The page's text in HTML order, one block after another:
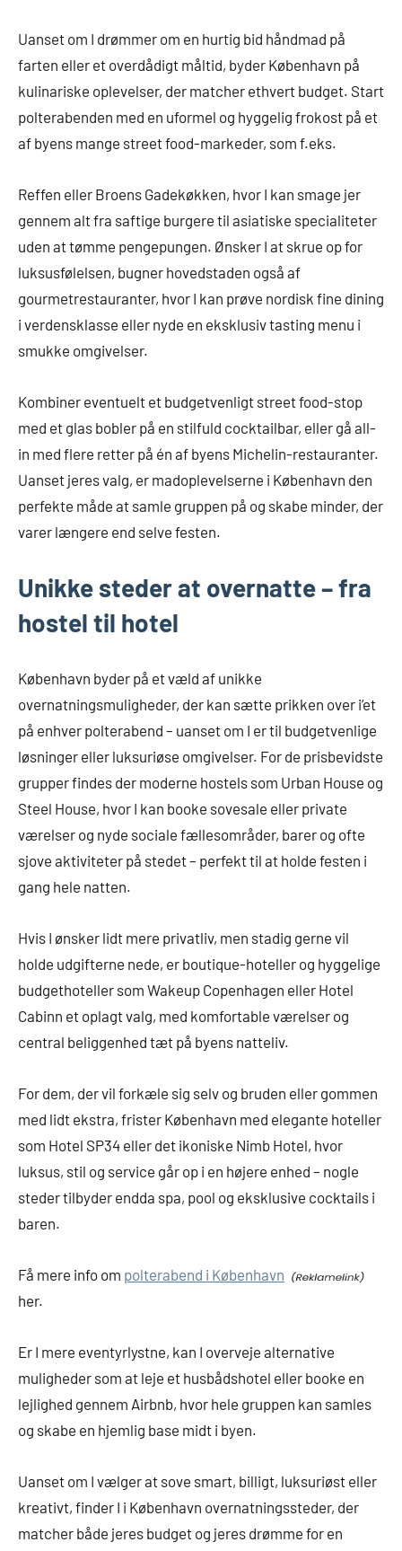
Uanset om I drømmer om en hurtig bid håndmad på
farten eller et overdådigt måltid, byder København på
kulinariske oplevelser, der matcher ethvert budget. Start
polterabenden med en uformel og hyggelig frokost på et
af byens mange street food-markeder, som f.eks.
Reffen eller Broens Gadekøkken, hvor I kan smage jer
gennem alt fra saftige burgere til asiatiske specialiteter
uden at tømme pengepungen. Ønsker I at skrue op for
luksusfølelsen, bugner hovedstaden også af
gourmetrestauranter, hvor I kan prøve nordisk fine dining
i verdensklasse eller nyde en eksklusiv tasting menu i
smukke omgivelser.
Kombiner eventuelt et budgetvenligt street food-stop
med et glas bobler på en stilfuld cocktailbar, eller gå all-
in med flere retter på én af byens Michelin-restauranter.
Uanset jeres valg, er madoplevelserne i København den
perfekte måde at samle gruppen på og skabe minder, der
varer længere end selve festen.
Unikke steder at overnatte – fra
hostel til hotel
København byder på et væld af unikke
overnatningsmuligheder, der kan sætte prikken over i’et
på enhver polterabend – uanset om I er til budgetvenlige
løsninger eller luksuriøse omgivelser. For de prisbevidste
grupper findes der moderne hostels som Urban House og
Steel House, hvor I kan booke sovesale eller private
værelser og nyde sociale fællesområder, barer og ofte
sjove aktiviteter på stedet – perfekt til at holde festen i
gang hele natten.
Hvis I ønsker lidt mere privatliv, men stadig gerne vil
holde udgifterne nede, er boutique-hoteller og hyggelige
budgethoteller som Wakeup Copenhagen eller Hotel
Cabinn et oplagt valg, med komfortable værelser og
central beliggenhed tæt på byens natteliv.
For dem, der vil forkæle sig selv og bruden eller gommen
med lidt ekstra, frister København med elegante hoteller
som Hotel SP34 eller det ikoniske Nimb Hotel, hvor
luksus, stil og service går op i en højere enhed – nogle
steder tilbyder endda spa, pool og eksklusive cocktails i
baren.
Få mere info om polterabend i København
her.
Er I mere eventyrlystne, kan I overveje alternative
muligheder som at leje et husbådshotel eller booke en
lejlighed gennem Airbnb, hvor hele gruppen kan samles
og skabe en hjemlig base midt i byen.
Uanset om I vælger at sove smart, billigt, luksuriøst eller
kreativt, finder I i København overnatningssteder, der
matcher både jeres budget og jeres drømme for en